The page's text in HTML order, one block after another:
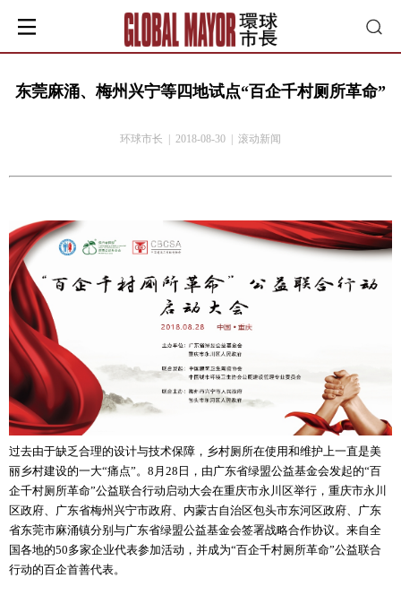
东莞麻涌、梅州兴宁等四地试点“百企千村厕所革命”
环球市长 | 2018-08-30 | 滚动新闻
过去由于缺乏合理的设计与技术保障，乡村厕所在使用和维护上一直是美
丽乡村建设的一大“痛点”。8月28日，由广东省绿盟公益基金会发起的“百
企千村厕所革命”公益联合行动启动大会在重庆市永川区举行，重庆市永川
区政府、广东省梅州兴宁市政府、内蒙古自治区包头市东河区政府、广东
省东莞市麻涌镇分别与广东省绿盟公益基金会签署战略合作协议。来自全
国各地的50多家企业代表参加活动，并成为“百企千村厕所革命”公益联合
行动的百企首善代表。